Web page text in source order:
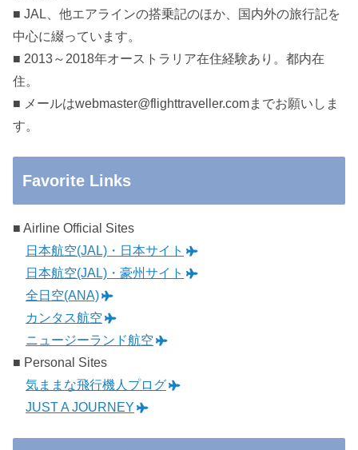
■ JAL、他エアラインの搭乗記のほか、国内外の旅行記を
中心に綴っています。
■ 2013～2018年オーストラリア在住経験あり。都内在
住。
■ メールはwebmaster@flighttraveller.comまでお願いしま
す。
Favorite Links
■ Airline Official Sites
日本航空(JAL)・日本サイト
日本航空(JAL)・豪州サイト
全日空(ANA)
カンタス航空
ニュージーランド航空
■ Personal Sites
気ままな飛行機人プログ
JUST A JOURNEY